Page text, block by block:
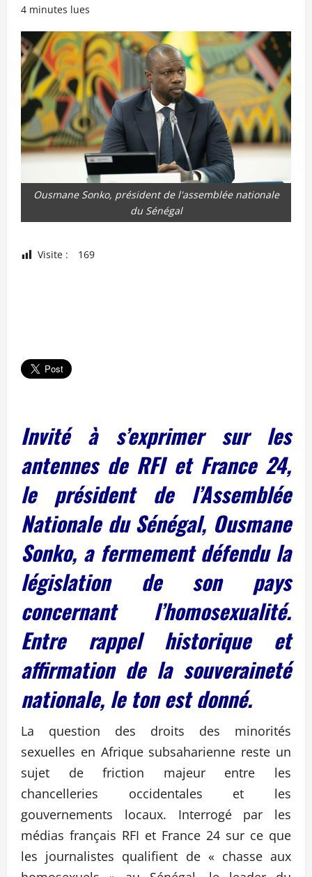
4 minutes lues
Ousmane Sonko, président de l'assemblée nationale
du Sénégal
Visite : 169
Invité à s’exprimer sur les
antennes de RFI et France 24,
le président de l’Assemblée
Nationale du Sénégal, Ousmane
Sonko, a fermement défendu la
législation de son pays
concernant l’homosexualité.
Entre rappel historique et
affirmation de la souveraineté
nationale, le ton est donné.
La question des droits des minorités
sexuelles en Afrique subsaharienne reste un
sujet de friction majeur entre les
chancelleries occidentales et les
gouvernements locaux. Interrogé par les
médias français RFI et France 24 sur ce que
les journalistes qualifient de « chasse aux